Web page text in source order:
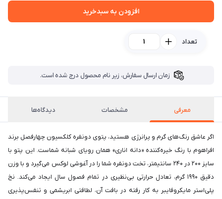
افزودن به سبدخرید
تعداد
زمان ارسال سفارش، زیر نام محصول درج شده است.
معرفی مشخصات دیدگاه‌ها
اگر عاشق رنگ‌های گرم و پرانرژی هستید، پتوی دونفره کلکسیون چهارفصل برند
افراهوم با رنگ خیره‌کننده «دانه اناری» همان رویای شبانه شماست. این پتو با
سایز ۲۰۰ در ۲۴۰ سانتیمتر، تخت دونفره شما را در آغوشی لوکس می‌گیرد و با وزن
دقیق ۱۹۹۰ گرم، تعادل حرارتی بی‌نظیری در تمام فصول سال ایجاد می‌کند. نخ
پلی‌استر مایکروفایبر به کار رفته در بافت آن، لطافتی ابریشمی و تنفس‌پذیری